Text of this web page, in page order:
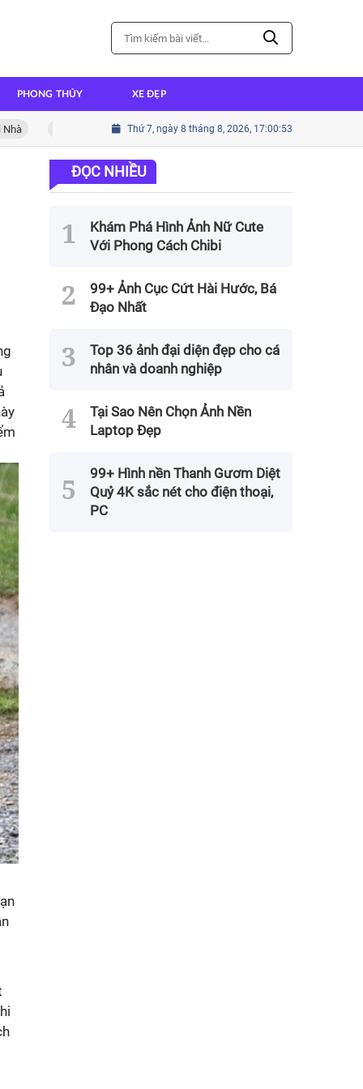
PHONG THỦY XE ĐẸP
Cách nấu cháo ếch thơm ngon đậm đà hương vị
Thứ 7, ngày 8 tháng 8, 2026, 17:00:55
ĐỌC NHIỀU
Khám Phá Hình Ảnh Nữ Cute
Với Phong Cách Chibi
99+ Ảnh Cục Cứt Hài Hước, Bá
Đạo Nhất
Top 36 ảnh đại diện đẹp cho cá
nhân và doanh nghiệp
Tại Sao Nên Chọn Ảnh Nền
Laptop Đẹp
99+ Hình nền Thanh Gươm Diệt
Quỷ 4K sắc nét cho điện thoại,
PC